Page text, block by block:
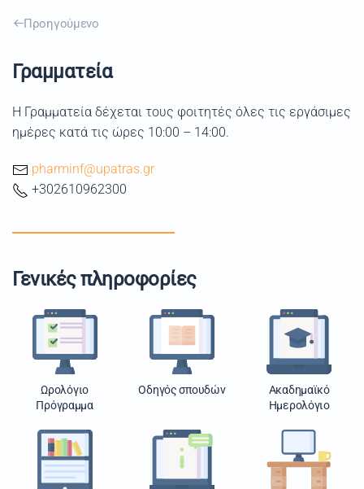
Προηγούμενο
Γραμματεία
Η Γραμματεία δέχεται τους φοιτητές όλες τις εργάσιμες
ημέρες κατά τις ώρες 10:00 – 14:00.
pharminf@upatras.gr
+302610962300
Γενικές πληροφορίες
Ωρολόγιο
Πρόγραμμα
Οδηγός σπουδών
Ακαδημαϊκό
Ημερολόγιο